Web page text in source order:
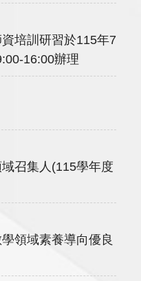
培訓研習於115年7
16:00辦理
召集人(115學年度
領域素養導向優良